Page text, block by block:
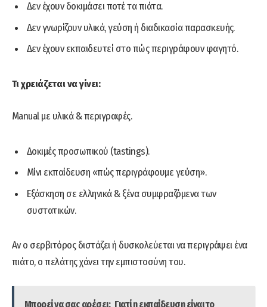
Δεν έχουν δοκιμάσει ποτέ τα πιάτα.
Δεν γνωρίζουν υλικά, γεύση ή διαδικασία παρασκευής.
Δεν έχουν εκπαιδευτεί στο πώς περιγράφουν φαγητό.
Τι χρειάζεται να γίνει:
Manual με υλικά & περιγραφές.
Δοκιμές προσωπικού (tastings).
Μίνι εκπαίδευση «πώς περιγράφουμε γεύση».
Εξάσκηση σε ελληνικά & ξένα συμφραζόμενα των
συστατικών.
Αν ο σερβιτόρος διστάζει ή δυσκολεύεται να περιγράψει ένα
πιάτο, ο πελάτης χάνει την εμπιστοσύνη του.
Μπορεί να σας αρέσει: Γιατί η εκπαίδευση είναι το